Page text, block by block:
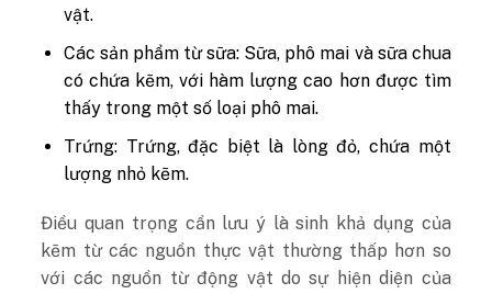
vật.
Các sản phẩm từ sữa: Sữa, phô mai và sữa chua
có chứa kẽm, với hàm lượng cao hơn được tìm
thấy trong một số loại phô mai.
Trứng: Trứng, đặc biệt là lòng đỏ, chứa một
lượng nhỏ kẽm.
Điều quan trọng cần lưu ý là sinh khả dụng của
kẽm từ các nguồn thực vật thường thấp hơn so
với các nguồn từ động vật do sự hiện diện của